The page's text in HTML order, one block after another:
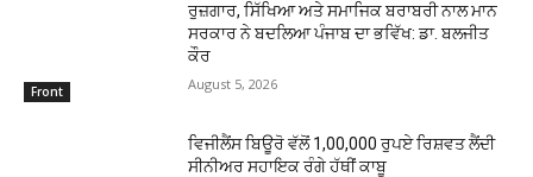
Front
ਰੁਜ਼ਗਾਰ, ਸਿੱਖਿਆ ਅਤੇ ਸਮਾਜਿਕ ਬਰਾਬਰੀ ਨਾਲ ਮਾਨ
ਸਰਕਾਰ ਨੇ ਬਦਲਿਆ ਪੰਜਾਬ ਦਾ ਭਵਿੱਖ: ਡਾ. ਬਲਜੀਤ
ਕੌਰ
August 5, 2026
ਵਿਜੀਲੈਂਸ ਬਿਊਰੋ ਵੱਲੋਂ 1,00,000 ਰੁਪਏ ਰਿਸ਼ਵਤ ਲੈਂਦੀ
ਸੀਨੀਅਰ ਸਹਾਇਕ ਰੰਗੇ ਹੱਥੀਂ ਕਾਬੂ